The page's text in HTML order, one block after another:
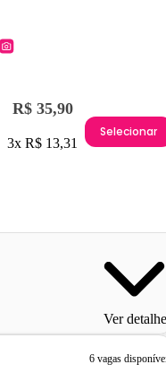
R$ 35,90
3x R$ 13,31
Selecionar
Ver
6 vagas